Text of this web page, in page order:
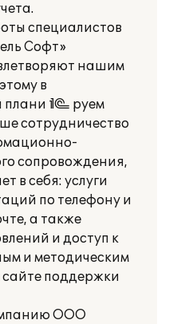
специалистов
Софт»
нашим
в
плани¬руем
сотрудничество
сопровождения,
в себя: услуги
по телефону и
а также
и доступ к
и методическим
поддержки
ООО